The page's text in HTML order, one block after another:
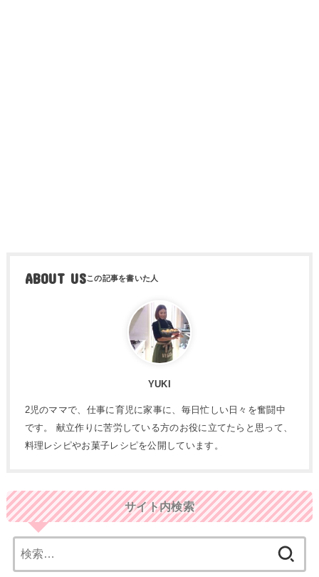
ABOUT US
YUKI
2児のママで、仕事に育児に家事に、毎日忙しい日々を奮闘中
です。 献立作りに苦労している方のお役に立てたらと思って、
料理レシピやお菓子レシピを公開しています。
サイト内検索
索: